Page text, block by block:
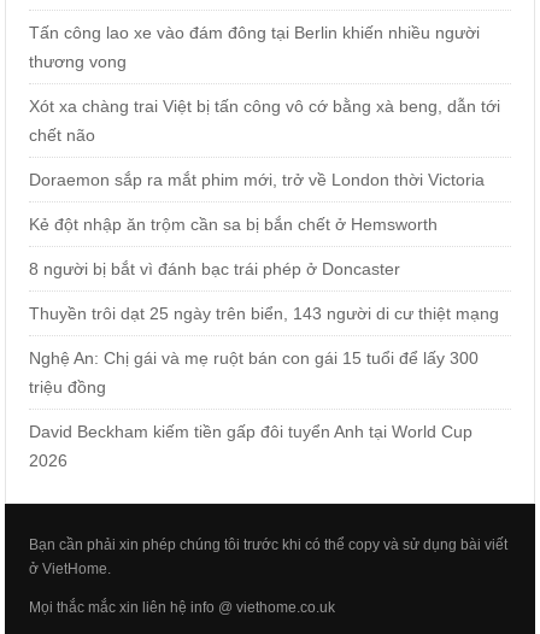
Tấn công lao xe vào đám đông tại Berlin khiến nhiều người
thương vong
Xót xa chàng trai Việt bị tấn công vô cớ bằng xà beng, dẫn tới
chết não
Doraemon sắp ra mắt phim mới, trở về London thời Victoria
Kẻ đột nhập ăn trộm cần sa bị bắn chết ở Hemsworth
8 người bị bắt vì đánh bạc trái phép ở Doncaster
Thuyền trôi dạt 25 ngày trên biển, 143 người di cư thiệt mạng
Nghệ An: Chị gái và mẹ ruột bán con gái 15 tuổi để lấy 300
triệu đồng
David Beckham kiếm tiền gấp đôi tuyển Anh tại World Cup
2026
Bạn cần phải xin phép chúng tôi trước khi có thể copy và sử dụng bài viết
ở VietHome.
Mọi thắc mắc xin liên hệ info @ viethome.co.uk